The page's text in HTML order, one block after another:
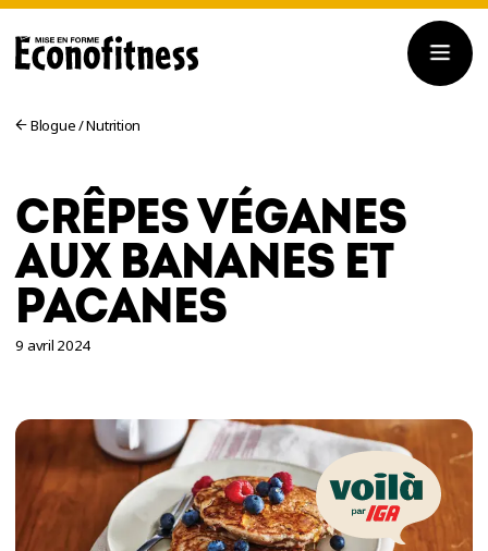
ESSAIS
Blogue/Nutrition
CRÊPES VÉGANES
AUX BANANES ET
PACANES
9 avril 2024